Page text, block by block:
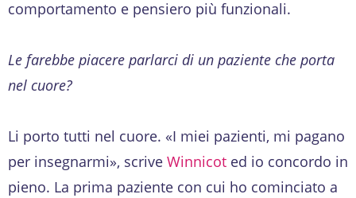
comportamento e pensiero più funzionali.
Le farebbe piacere parlarci di un paziente che porta
nel cuore?
Li porto tutti nel cuore. «I miei pazienti, mi pagano
per insegnarmi», scrive Winnicot ed io concordo in
pieno. La prima paziente con cui ho cominciato a